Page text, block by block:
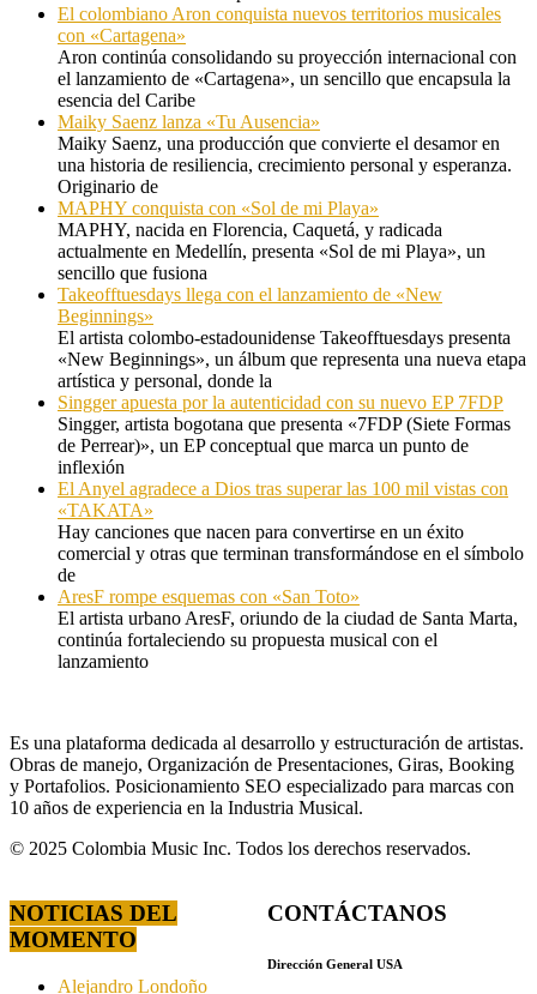
El colombiano Aron conquista nuevos territorios musicales
con «Cartagena»
Aron continúa consolidando su proyección internacional con
el lanzamiento de «Cartagena», un sencillo que encapsula la
esencia del Caribe
Maiky Saenz lanza «Tu Ausencia»
Maiky Saenz, una producción que convierte el desamor en
una historia de resiliencia, crecimiento personal y esperanza.
Originario de
MAPHY conquista con «Sol de mi Playa»
MAPHY, nacida en Florencia, Caquetá, y radicada
actualmente en Medellín, presenta «Sol de mi Playa», un
sencillo que fusiona
Takeofftuesdays llega con el lanzamiento de «New
Beginnings»
El artista colombo-estadounidense Takeofftuesdays presenta
«New Beginnings», un álbum que representa una nueva etapa
artística y personal, donde la
Singger apuesta por la autenticidad con su nuevo EP 7FDP
Singger, artista bogotana que presenta «7FDP (Siete Formas
de Perrear)», un EP conceptual que marca un punto de
inflexión
El Anyel agradece a Dios tras superar las 100 mil vistas con
«TAKATA»
Hay canciones que nacen para convertirse en un éxito
comercial y otras que terminan transformándose en el símbolo
de
AresF rompe esquemas con «San Toto»
El artista urbano AresF, oriundo de la ciudad de Santa Marta,
continúa fortaleciendo su propuesta musical con el
lanzamiento
Es una plataforma dedicada al desarrollo y estructuración de artistas.
Obras de manejo, Organización de Presentaciones, Giras, Booking
y Portafolios. Posicionamiento SEO especializado para marcas con
10 años de experiencia en la Industria Musical.
© 2025 Colombia Music Inc. Todos los derechos reservados.
NOTICIAS DEL
MOMENTO
Alejandro Londoño
CONTÁCTANOS
Dirección General USA